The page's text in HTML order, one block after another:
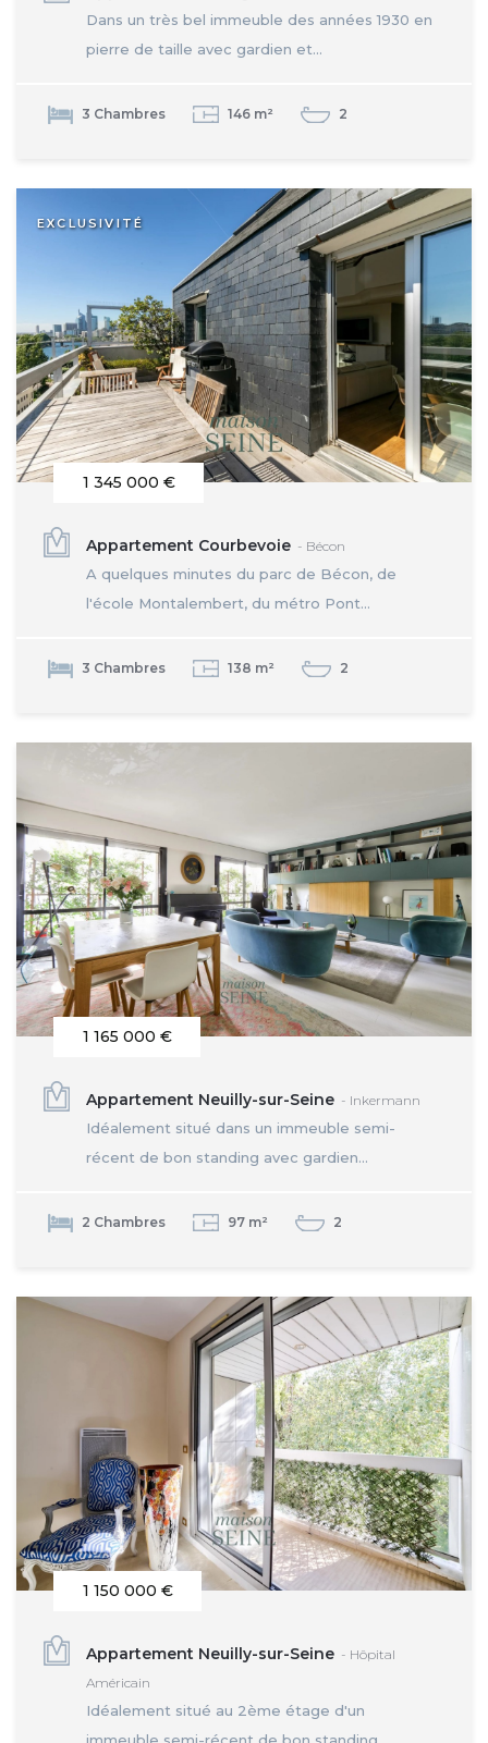
Dans un très bel immeuble des années 1930 en
pierre de taille avec gardien et...
3 Chambres 146 m² 2
EXCLUSIVITÉ
1 345 000 €
Appartement Courbevoie - Bécon
A quelques minutes du parc de Bécon, de
l'école Montalembert, du métro Pont...
3 Chambres 138 m² 2
1 165 000 €
Appartement Neuilly-sur-Seine - Inkermann
Idéalement situé dans un immeuble semi-
récent de bon standing avec gardien...
2 Chambres 97 m² 2
1 150 000 €
Appartement Neuilly-sur-Seine - Hôpital
Américain
Idéalement situé au 2ème étage d'un